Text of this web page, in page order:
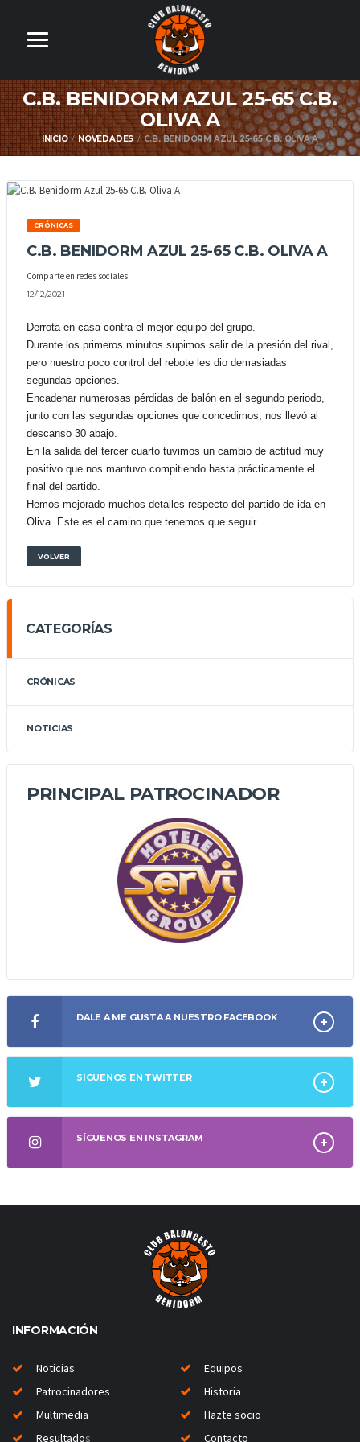
C.B. BENIDORM AZUL 25-65 C.B.
OLIVA A
INICIO NOVEDADES C.B. BENIDORM AZUL 25-65 C.B. OLIVA A
CRÓNICAS
C.B. BENIDORM AZUL 25-65 C.B. OLIVA A
Comparte en redes sociales:
12/12/2021
Derrota en casa contra el mejor equipo del grupo.
Durante los primeros minutos supimos salir de la presión del rival,
pero nuestro poco control del rebote les dio demasiadas
segundas opciones.
Encadenar numerosas pérdidas de balón en el segundo periodo,
junto con las segundas opciones que concedimos, nos llevó al
descanso 30 abajo.
En la salida del tercer cuarto tuvimos un cambio de actitud muy
positivo que nos mantuvo compitiendo hasta prácticamente el
final del partido.
Hemos mejorado muchos detalles respecto del partido de ida en
Oliva. Este es el camino que tenemos que seguir.
VOLVER
CATEGORÍAS
CRÓNICAS
NOTICIAS
PRINCIPAL PATROCINADOR
DALE A ME GUSTA A NUESTRO FACEBOOK
SÍGUENOS EN TWITTER
SÍGUENOS EN INSTAGRAM
INFORMACIÓN
Noticias
Equipos
Patrocinadores
Historia
Multimedia
Hazte socio
Resultados Contacto